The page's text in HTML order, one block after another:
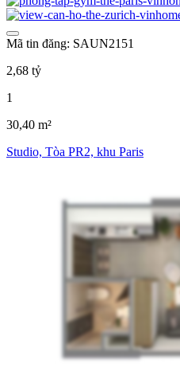
Mã tin đăng: SAUN2151
2,68 tỷ
1
30,40 m²
Studio, Tòa PR2, khu Paris